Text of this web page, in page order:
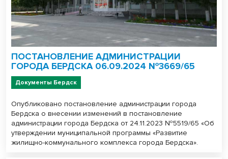
ПОСТАНОВЛЕНИЕ АДМИНИСТРАЦИИ
ГОРОДА БЕРДСКА 06.09.2024 №3669/65
Документы Бердск
Опубликовано постановление администрации города
Бердска о внесении изменений в постановление
администрации города Бердска от 24.11.2023 №5519/65 «Об
утверждении муниципальной программы «Развитие
жилищно-коммунального комплекса города Бердска».